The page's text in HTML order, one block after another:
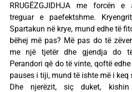
RRUGËZGJIDHJA me forcën
treguar e paefektshme.
Spartakun në krye, mund edhe të
bëhej më pas? Më pas do të
me një tjetër dhe gjendja do
Perandori që do të vinte, qoftë
pauses i tiji, mund të ishte më i keq
Dhe njerëzit, siç duket,